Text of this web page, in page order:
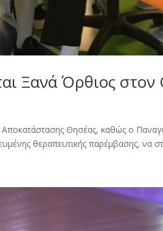
Ξανά Όρθιος
Αποκατάστασης Θησέας, καθώς ο
θεραπευτικής παρέμβασης, να